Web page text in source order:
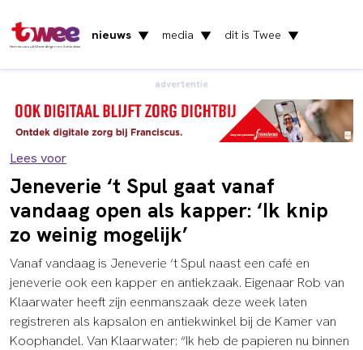
Het nieuws uit Vlaardingen en Schiedam
nieuws ▼ media ▼ dit is Twee ▼
advertentie
Lees voor
Jeneverie ‘t Spul gaat vanaf
vandaag open als kapper: ‘Ik knip
zo weinig mogelijk’
Vanaf vandaag is Jeneverie ‘t Spul naast een café en
jeneverie ook een kapper en antiekzaak. Eigenaar Rob van
Klaarwater heeft zijn eenmanszaak deze week laten
registreren als kapsalon en antiekwinkel bij de Kamer van
Koophandel. Van Klaarwater: “Ik heb de papieren nu binnen